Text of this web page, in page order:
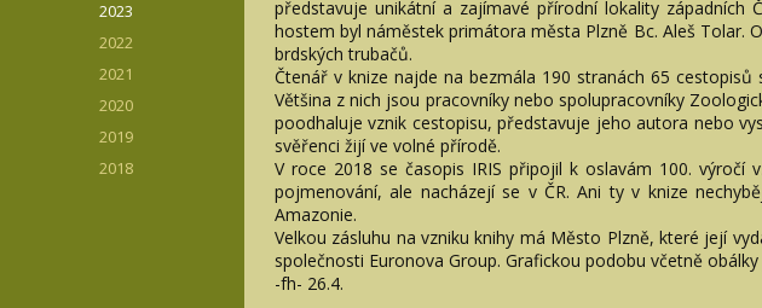
2023
2022
2021
2020
2019
2018
představuje unikátní a zajímavé přírodní lokality
hostem byl náměstek primátora města Plzně Bc. Aleš Tolar.
brdských trubačů.
Čtenář v knize najde na bezmála 190 stranách 65
Většina z nich jsou pracovníky nebo spolupracovníky
poodhaluje vznik cestopisu, představuje jeho autora nebo
svěřenci žijí ve volné přírodě.
V roce 2018 se časopis IRIS připojil k oslavám 100. výročí
pojmenování, ale nacházejí se v ČR. Ani ty v knize
Amazonie.
Velkou zásluhu na vzniku knihy má Město Plzně, které její
společnosti Euronova Group. Grafickou podobu včetně
-fh- 26.4.